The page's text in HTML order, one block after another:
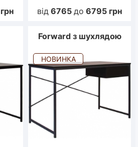
грн від 6765 до 6795 грн
Forward з шухлядою
НОВИНКА